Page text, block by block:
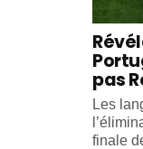
pas
Les
finale